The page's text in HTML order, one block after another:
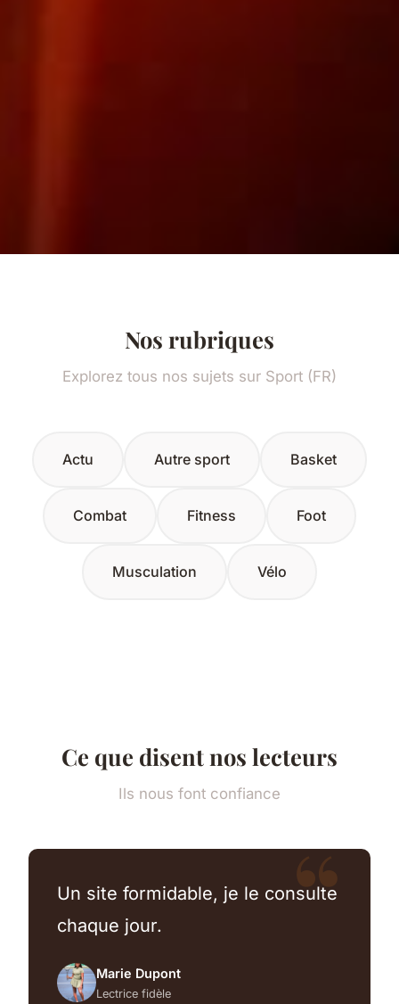
Nos rubriques
Explorez tous nos sujets sur Sport (FR)
Actu Autre sport Basket
Combat Fitness Foot
Musculation Vélo
Ce que disent nos lecteurs
Ils nous font confiance
Un site formidable, je le consulte
chaque jour.
Marie Dupont
Lectrice fidèle